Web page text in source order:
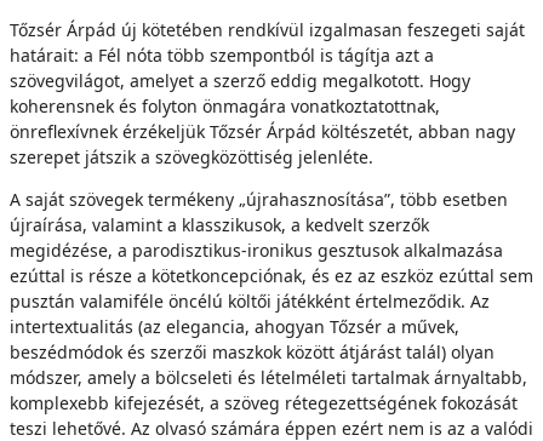
Tőzsér Árpád új kötetében rendkívül izgalmasan feszegeti saját
határait: a Fél nóta több szempontból is tágítja azt a
szövegvilágot, amelyet a szerző eddig megalkotott. Hogy
koherensnek és folyton önmagára vonatkoztatottnak,
önreflexívnek érzékeljük Tőzsér Árpád költészetét, abban nagy
szerepet játszik a szövegközöttiség jelenléte.
A saját szövegek termékeny „újrahasznosítása”, több esetben
újraírása, valamint a klasszikusok, a kedvelt szerzők
megidézése, a parodisztikus-ironikus gesztusok alkalmazása
ezúttal is része a kötetkoncepciónak, és ez az eszköz ezúttal sem
pusztán valamiféle öncélú költői játékként értelmeződik. Az
intertextualitás (az elegancia, ahogyan Tőzsér a művek,
beszédmódok és szerzői maszkok között átjárást talál) olyan
módszer, amely a bölcseleti és lételméleti tartalmak árnyaltabb,
komplexebb kifejezését, a szöveg rétegezettségének fokozását
teszi lehetővé. Az olvasó számára éppen ezért nem is az a valódi